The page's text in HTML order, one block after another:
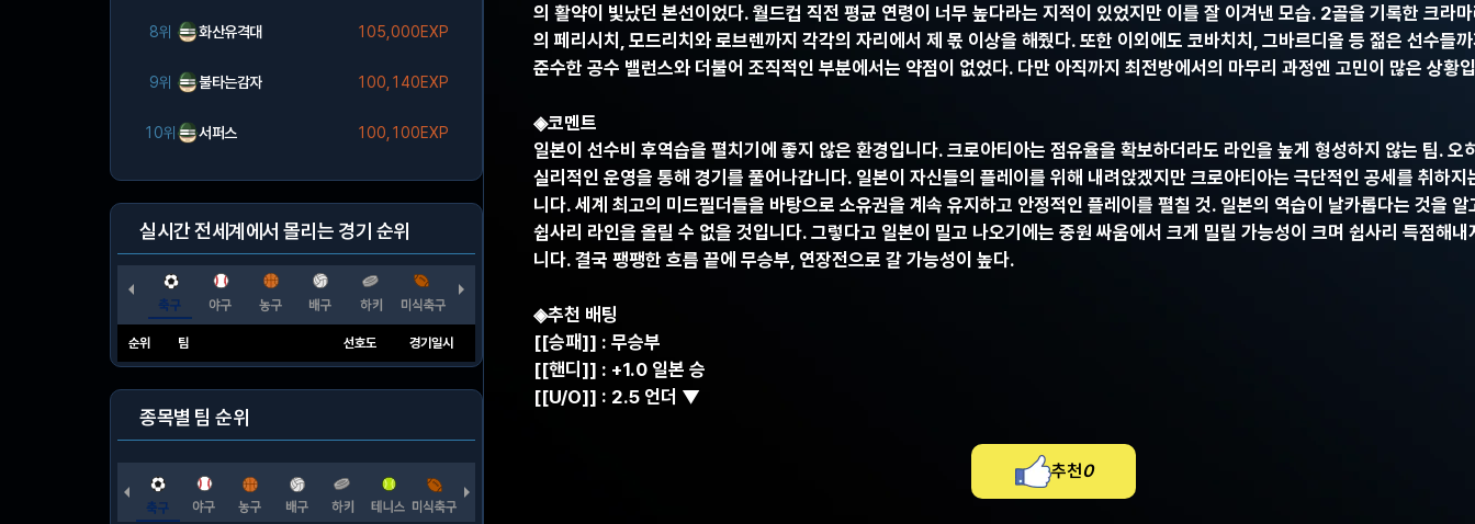
8위 화산유격대 105,000EXP
9위 불타는감자 100,140EXP
10위 서퍼스 100,100EXP
실시간 전세계에서 몰리는 경기 순위
순위 팀 선호도 경기일시
종목별 팀 순위
의 활약이 빛났던 본선이었다. 월드컵 직전 평균 연령이 너무 높다라는 지적이 있었지만 이를 잘 이겨낸 모습. 2골을 기록한 크라
의 페리시치, 모드리치와 로브렌까지 각각의 자리에서 제 몫 이상을 해줬다. 또한 이외에도 코바치치, 그바르디올 등 젊은 선수들
준수한 공수 밸런스와 더불어 조직적인 부분에서는 약점이 없었다. 다만 아직까지 최전방에서의 마무리 과정엔 고민이 많은 상황
◈코멘트
일본이 선수비 후역습을 펼치기에 좋지 않은 환경입니다. 크로아티아는 점유율을 확보하더라도 라인을 높게 형성하지 않는 팀. 오
실리적인 운영을 통해 경기를 풀어나갑니다. 일본이 자신들의 플레이를 위해 내려앉겠지만 크로아티아는 극단적인 공세를 취하지
니다. 세계 최고의 미드필더들을 바탕으로 소유권을 계속 유지하고 안정적인 플레이를 펼칠 것. 일본의 역습이 날카롭다는 것을 알
쉽사리 라인을 올릴 수 없을 것입니다. 그렇다고 일본이 밀고 나오기에는 중원 싸움에서 크게 밀릴 가능성이 크며 쉽사리 득점해내
니다. 결국 팽팽한 흐름 끝에 무승부, 연장전으로 갈 가능성이 높다.
◈추천 배팅
[[승패]] : 무승부
[[핸디]] : +1.0 일본 승
[[U/O]] : 2.5 언더 ▼
추천0